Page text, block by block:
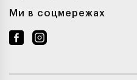
Ми в соцмережах